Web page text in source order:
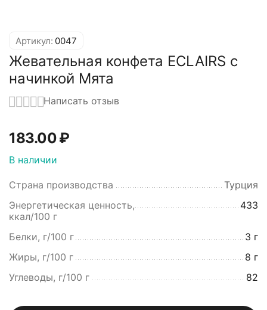
Артикул: 0047
Жевательная конфета ECLAIRS с
начинкой Мята
Написать отзыв
183.00₽
В наличии
Страна производства
Турция
Энергетическая ценность,
ккал/100 г
433
Белки, г/100 г
3 г
Жиры, г/100 г
8 г
Углеводы, г/100 г
82